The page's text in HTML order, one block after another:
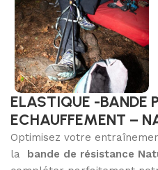
ELASTIQUE -BANDE
ECHAUFFEMENT –
Optimisez votre
la bande de résistance